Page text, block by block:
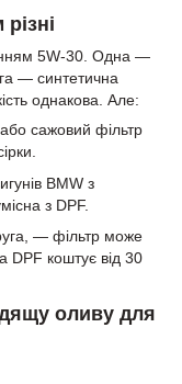
5W-30. Одна —
— синтетична
однакова. Але:
сажовий фільтр
BMW з
з DPF.
— фільтр може
DPF коштує від 30
оливу для